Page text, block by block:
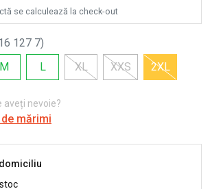
se calculează la check-out
127 7)
M L XL XXS 2XL
aveți nevoie?
mărimi